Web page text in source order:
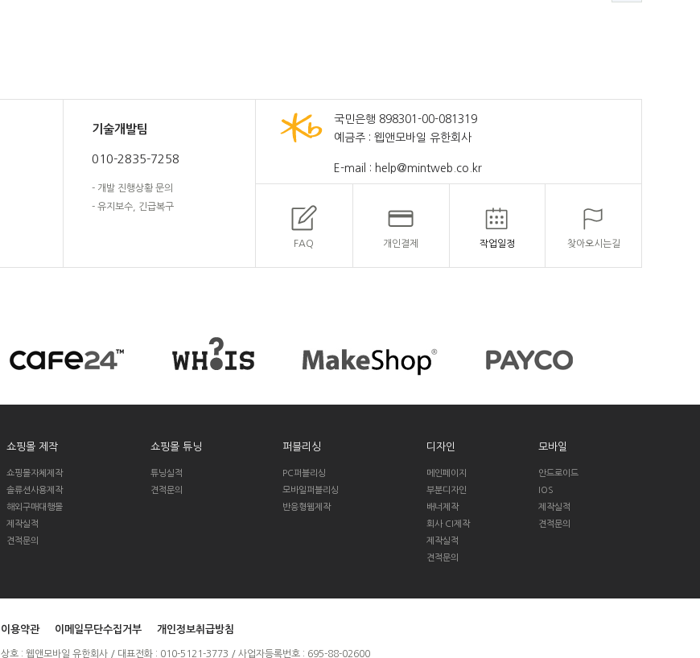
기술개발팀
010-2835-7258
- 개발 진행상황 문의
- 유지보수, 긴급복구
국민은행 898301-00-081319
예금주 : 웹앤모바일 유한회사
E-mail : help@mintweb.co.kr
FAQ 개인결제 작업일정 찾아오시는길
쇼핑몰 제작
쇼핑몰자체제작
솔류션사용제작
해외구매대행몰
제작실적
견적문의
쇼핑몰 튜닝
튜닝실적
견적문의
퍼블리싱
PC퍼블리싱
모바일퍼블리싱
반응형웹제작
디자인
메인페이지
부분디자인
배너제작
회사 CI제작
제작실적
견적문의
모바일
안드로이드
IOS
제작실적
견적문의
이용약관 이메일무단수집거부 개인정보취급방침
상호 : 웹앤모바일 유한회사 / 대표전화 : 010-5121-3773 / 사업자등록번호 : 695-88-02600